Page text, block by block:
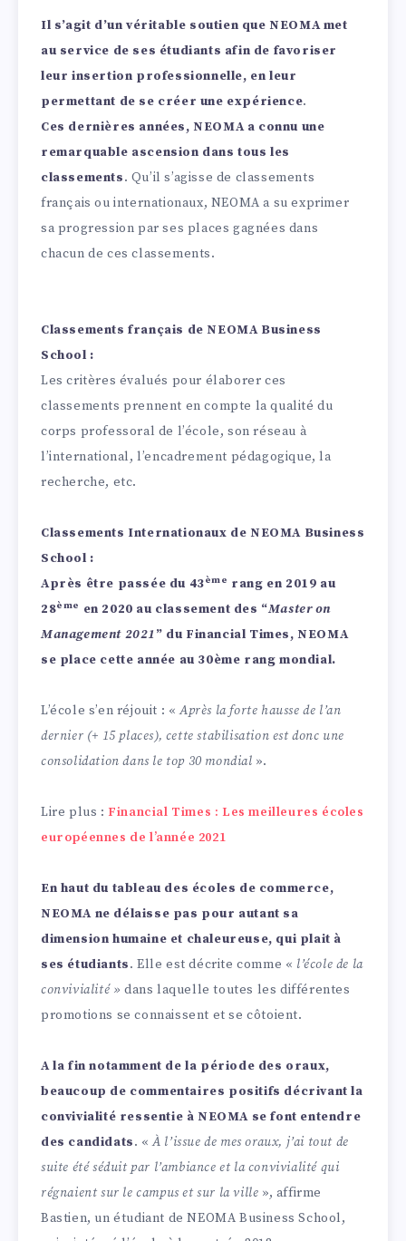
Il s’agit d’un véritable soutien que NEOMA met
au service de ses étudiants afin de favoriser
leur insertion professionnelle, en leur
permettant de se créer une expérience.
Ces dernières années, NEOMA a connu une
remarquable ascension dans tous les
classements. Qu’il s’agisse de classements
français ou internationaux, NEOMA a su exprimer
sa progression par ses places gagnées dans
chacun de ces classements.
Classements français de NEOMA Business
School :
Les critères évalués pour élaborer ces
classements prennent en compte la qualité du
corps professoral de l’école, son réseau à
l’international, l’encadrement pédagogique, la
recherche, etc.
Classements Internationaux de NEOMA Business
School :
Après être passée du 43ème rang en 2019 au
28ème en 2020 au classement des “Master on
Management 2021” du Financial Times, NEOMA
se place cette année au 30ème rang mondial.
L’école s’en réjouit : «Après la forte hausse de l’an
dernier (+ 15 places), cette stabilisation est donc une
consolidation dans le top 30 mondial ».
Lire plus : Financial Times : Les meilleures écoles
européennes de l’année 2021
En haut du tableau des écoles de commerce,
NEOMA ne délaisse pas pour autant sa
dimension humaine et chaleureuse, qui plait à
ses étudiants. Elle est décrite comme « l’école de la
convivialité » dans laquelle toutes les différentes
promotions se connaissent et se côtoient.
A la fin notamment de la période des oraux,
beaucoup de commentaires positifs décrivant la
convivialité ressentie à NEOMA se font entendre
des candidats. «À l’issue de mes oraux, j’ai tout de
suite été séduit par l’ambiance et la convivialité qui
régnaient sur le campus et sur la ville », affirme
Bastien, un étudiant de NEOMA Business School,